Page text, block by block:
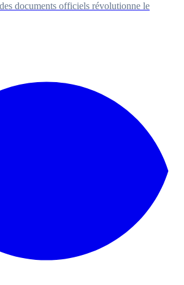
documents officiels révolutionne le